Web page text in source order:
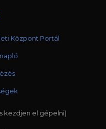
Központ Portál